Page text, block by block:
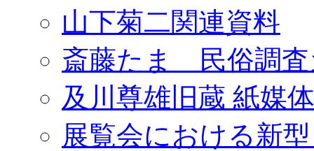
山下菊二関連資料
斎藤たま 民俗調査
及川尊雄旧蔵 紙媒
展覧会における新